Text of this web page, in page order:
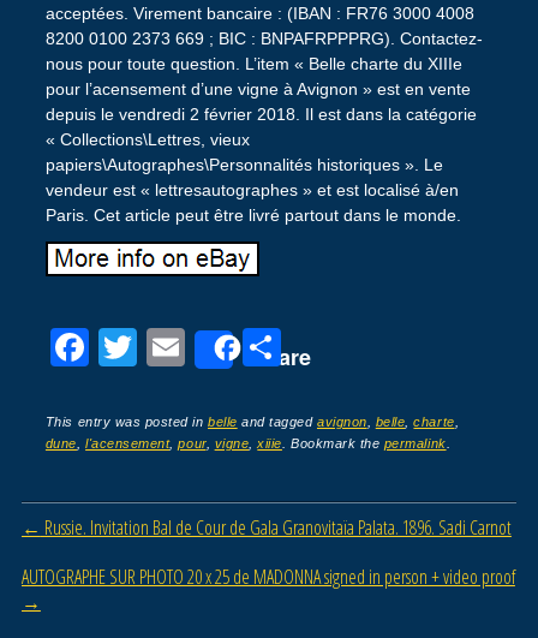
acceptées. Virement bancaire : (IBAN : FR76 3000 4008
8200 0100 2373 669 ; BIC : BNPAFRPPPRG). Contactez-
nous pour toute question. L’item « Belle charte du XIIIe
pour l’acensement d’une vigne à Avignon » est en vente
depuis le vendredi 2 février 2018. Il est dans la catégorie
« Collections\Lettres, vieux
papiers\Autographes\Personnalités historiques ». Le
vendeur est « lettresautographes » et est localisé à/en
Paris. Cet article peut être livré partout dans le monde.
F
c
e
b
o
o
T
tt
er
E
ail
Share
P
ta
g
er
This entry was posted inbelle and tagged avignon belle ,charte
dune ,l'acensement,pour, vigne ,xiiie . Bookmark the permalink
Post navigation
← Russie. Invitation Bal de Cour de Gala Granovitaïa Palata. 1896. Sadi Carnot
AUTOGRAPHE SUR PHOTO 20 x 25 de MADONNA signed in person + video proof
→